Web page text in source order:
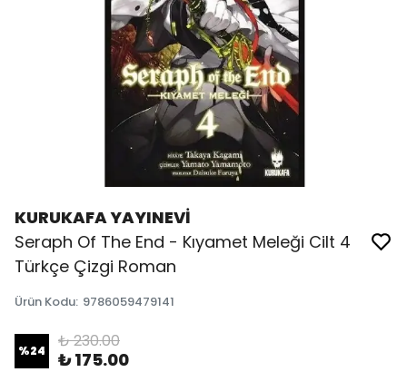
KURUKAFA YAYINEVİ
Seraph Of The End - Kıyamet Meleği Cilt 4
Türkçe Çizgi Roman
Ürün Kodu: 9786059479141
%24 ₺ 230.00
₺ 175.00